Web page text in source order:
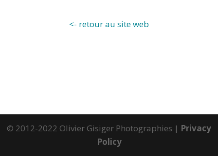
<- retour au site web
© 2012-2022 Olivier Gisiger Photographies | Privacy
Policy